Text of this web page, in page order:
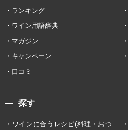
ランキング
ワイン用語辞典
マガジン
キャンペーン
口コミ
探す
ワインに合うレシピ(料理・おつ